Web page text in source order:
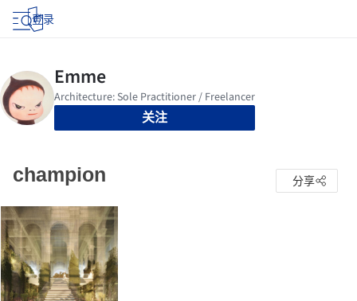
登录
关注
champion 分享